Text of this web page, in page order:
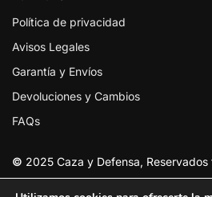
Política de privacidad
Avisos Legales
Garantía y Envíos
Devoluciones y Cambios
FAQs
© 2025 Caza y Defensa,